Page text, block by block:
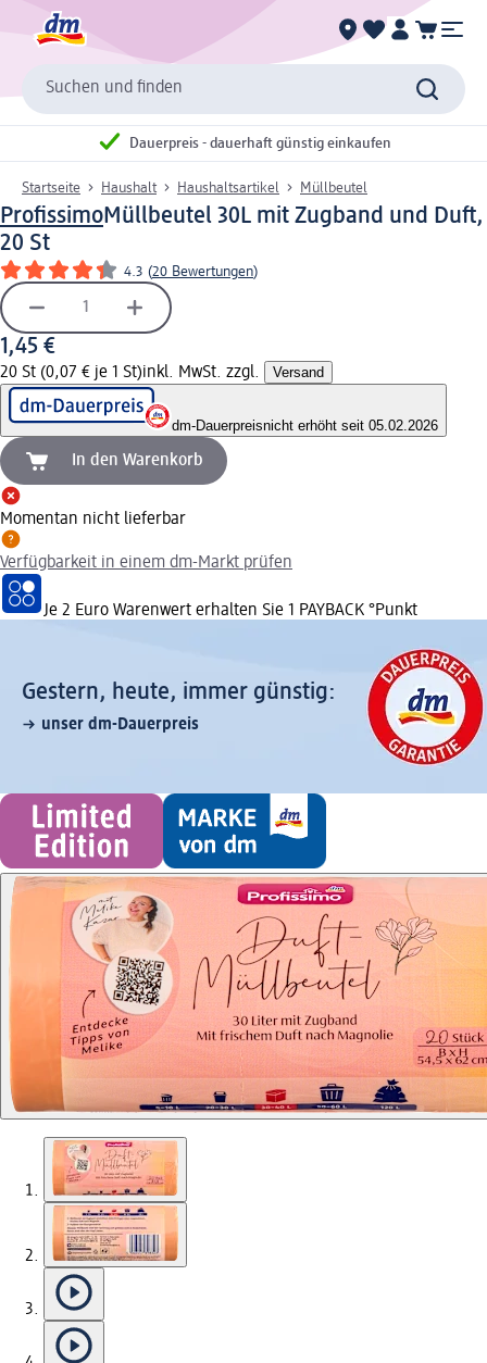
Suchen und finden
Dauerpreis - dauerhaft günstig einkaufen
Startseite Haushalt Haushaltsartikel Müllbeutel
ProfissimoMüllbeutel 30L mit Zugband und Duft,
20 St
4.3 (20 Bewertungen)
1,45 €
20 St (0,07 € je 1 St)inkl. MwSt. zzgl. Versand
dm-Dauerpreisnicht erhöht seit 05.02.2026
In den Warenkorb
Momentan nicht lieferbar
Verfügbarkeit in einem dm-Markt prüfen
Je 2 Euro Warenwert erhalten Sie 1 PAYBACK °Punkt
Gestern, heute, immer günstig:
unser dm-Dauerpreis